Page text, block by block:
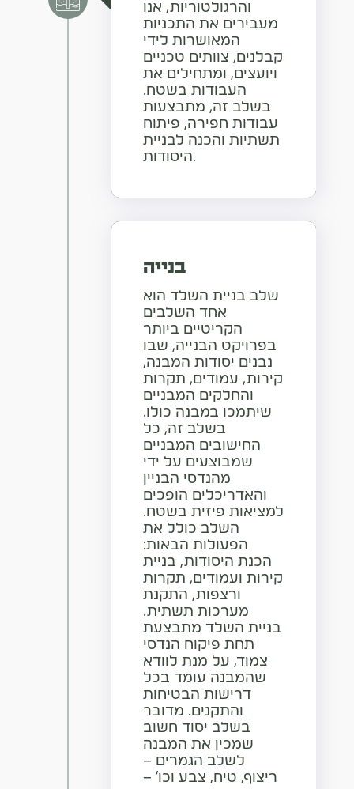
והרגולטוריות, אנו
מעבירים את התכניות
המאושרות לידי
קבלנים, צוותים טכניים
ויועצים, ומתחילים את
העבודות בשטח.
בשלב זה, מתבצעות
עבודות חפירה, פיתוח
תשתיות והכנה לבניית
היסודות.
בנייה
שלב בניית השלד הוא
אחד השלבים
הקריטיים ביותר
בפרויקט הבנייה, שבו
נבנים יסודות המבנה,
קירות, עמודים, תקרות
והחלקים המבניים
שיתמכו במבנה כולו.
בשלב זה, כל
החישובים המבניים
שמבוצעים על ידי
מהנדסי הבניין
והאדריכלים הופכים
למציאות פיזית בשטח.
השלב כולל את
הפעולות הבאות:
הכנת היסודות, בניית
קירות ועמודים, תקרות
ורצפות, התקנת
מערכות תשתית.
בניית השלד מתבצעת
תחת פיקוח הנדסי
צמוד, על מנת לוודא
שהמבנה עומד בכל
דרישות הבטיחות
והתקנים. מדובר
בשלב יסוד חשוב
שמכין את המבנה
לשלב הגמרים –
ריצוף, טיח, צבע וכו' –